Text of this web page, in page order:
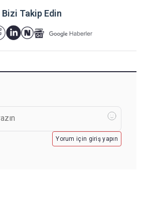
Bizi Takip Edin
Yorum için giriş yapın